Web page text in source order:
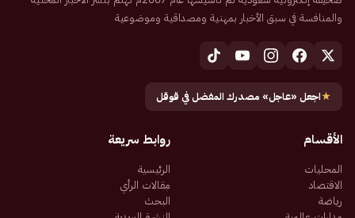
والمنافسة في سبق الأخبار بمهنية ومصداقية وموضوعية
★اجعل «عاجل» مصدرك المفضل في قوقل
الأقسام
المحليات
الاقتصاد
رياضة
روابط سريعة
الرئيسية
مقالات الرأي
البحث